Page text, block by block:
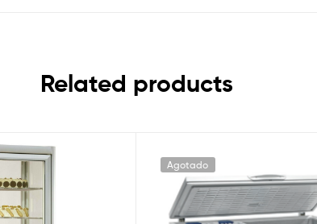
Related products
Agotado